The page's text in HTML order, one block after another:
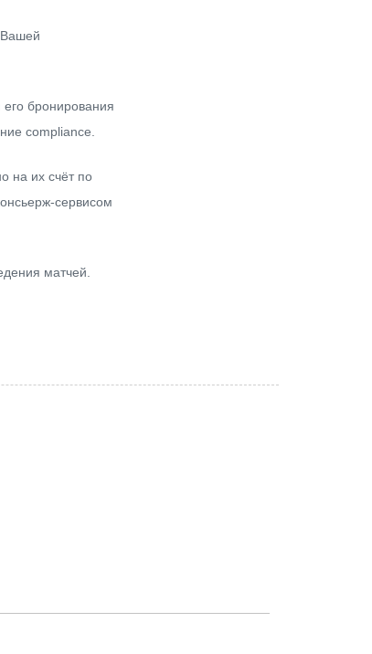
бронирования
compliance.
на их счёт по
сервисом
матчей.